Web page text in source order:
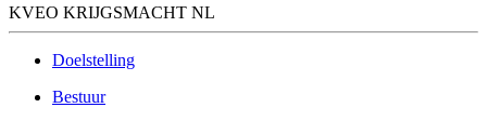
KVEO KRIJGSMACHT NL
Doelstelling
Bestuur